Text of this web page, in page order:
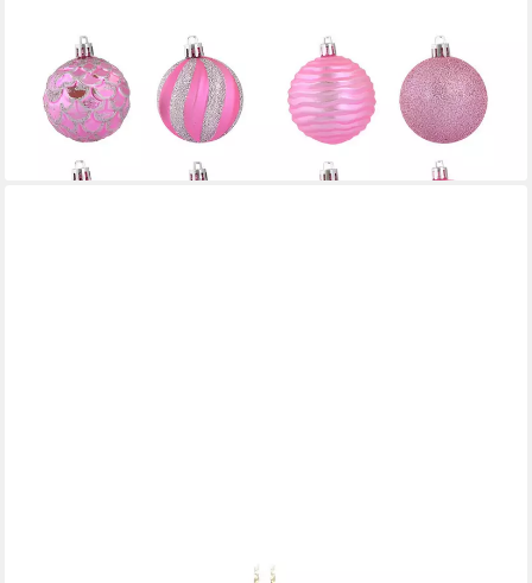
WS-TREND
Weihnachtsbaumkugel Weihnachtskugeln 12 St
Weihnachtsbaumkugel Christbaumkugel Rosa (12 St)
15,90 €